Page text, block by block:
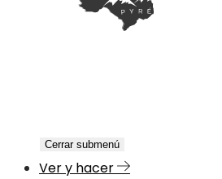
Cerrar submenú
Ver y hacer